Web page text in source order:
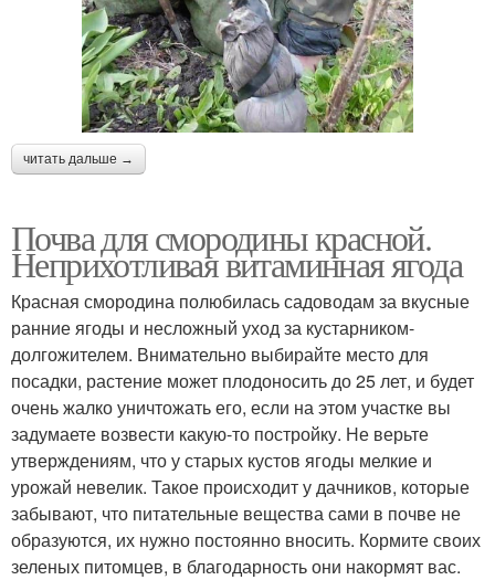
читать дальше →
Почва для смородины красной.
Неприхотливая витаминная ягода
Красная смородина полюбилась садоводам за вкусные
ранние ягоды и несложный уход за кустарником-
долгожителем. Внимательно выбирайте место для
посадки, растение может плодоносить до 25 лет, и будет
очень жалко уничтожать его, если на этом участке вы
задумаете возвести какую-то постройку. Не верьте
утверждениям, что у старых кустов ягоды мелкие и
урожай невелик. Такое происходит у дачников, которые
забывают, что питательные вещества сами в почве не
образуются, их нужно постоянно вносить. Кормите своих
зеленых питомцев, в благодарность они накормят вас.